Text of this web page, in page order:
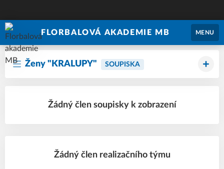
FLORBALOVÁ AKADEMIE MB MENU
Ženy "KRALUPY" SOUPISKA
Žádný člen realizačního týmu
Žádný člen soupisky k zobrazení